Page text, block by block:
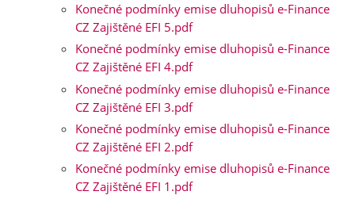
Konečné podmínky emise dluhopisů e-Finance
CZ Zajištěné EFI 5.pdf
Konečné podmínky emise dluhopisů e-Finance
CZ Zajištěné EFI 4.pdf
Konečné podmínky emise dluhopisů e-Finance
CZ Zajištěné EFI 3.pdf
Konečné podmínky emise dluhopisů e-Finance
CZ Zajištěné EFI 2.pdf
Konečné podmínky emise dluhopisů e-Finance
CZ Zajištěné EFI 1.pdf